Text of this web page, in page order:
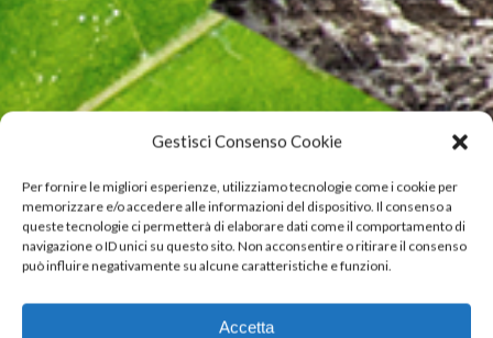
Gestisci Consenso Cookie
Per fornire le migliori esperienze, utilizziamo tecnologie come i cookie per
memorizzare e/o accedere alle informazioni del dispositivo. Il consenso a
queste tecnologie ci permetterà di elaborare dati come il comportamento di
navigazione o ID unici su questo sito. Non acconsentire o ritirare il consenso
può influire negativamente su alcune caratteristiche e funzioni.
Accetta